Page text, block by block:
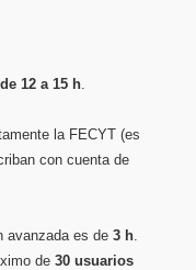
de 12 a 15 h.
la FECYT (es
con cuenta de
avanzada es de 3 h.
de 30 usuarios